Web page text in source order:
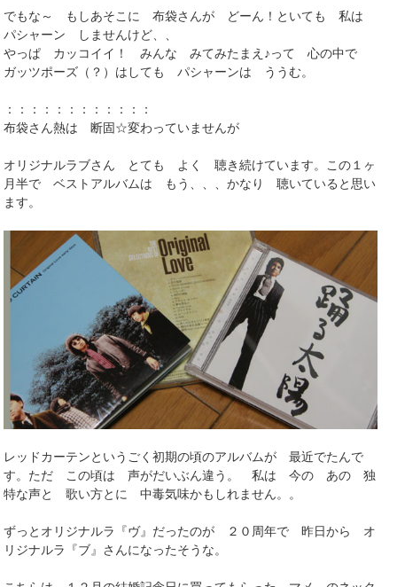
でもな～ もしあそこに 布袋さんが どーん！といても 私は
パシャーン しませんけど、、
やっぱ カッコイイ！ みんな みてみたまえ♪って 心の中で
ガッツポーズ（？）はしても パシャーンは ううむ。
：：：：：：：：：：：：
布袋さん熱は 断固☆変わっていませんが
オリジナルラブさん とても よく 聴き続けています。この１ヶ
月半で ベストアルバムは もう、、、かなり 聴いていると思い
ます。
レッドカーテンというごく初期の頃のアルバムが 最近でたんで
す。ただ この頃は 声がだいぶん違う。 私は 今の あの 独
特な声と 歌い方とに 中毒気味かもしれません。。
ずっとオリジナルラ『ヴ』だったのが ２０周年で 昨日から オ
リジナルラ『ブ』さんになったそうな。